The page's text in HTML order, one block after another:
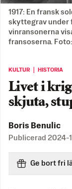
1917: En fransk
skyttegrav under
vinransonerna
fransoserna.
KULTUR ｜ HISTORIA
Livet i
skjuta,
Boris Benulic
Publicerad 2024-
Ge bort fri